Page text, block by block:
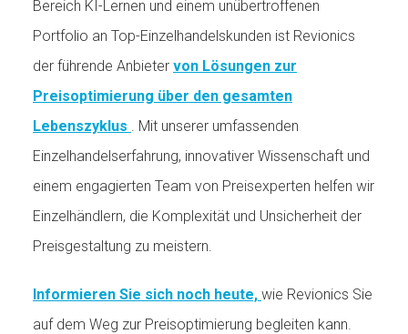
Bereich KI-Lernen und einem unübertroffenen
Portfolio an Top-Einzelhandelskunden ist Revionics
der führende Anbieter von Lösungen zur
Preisoptimierung über den gesamten
Lebenszyklus . Mit unserer umfassenden
Einzelhandelserfahrung, innovativer Wissenschaft und
einem engagierten Team von Preisexperten helfen wir
Einzelhändlern, die Komplexität und Unsicherheit der
Preisgestaltung zu meistern.
Informieren Sie sich noch heute, wie Revionics Sie
auf dem Weg zur Preisoptimierung begleiten kann.